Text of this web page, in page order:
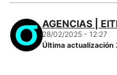
AGENCIAS |
28/02/2025 - 12:27
Última actualización